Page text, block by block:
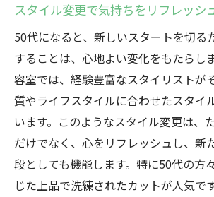
スタイル変更で気持ちをリフレッシ
50代になると、新しいスタートを切る
することは、心地よい変化をもたらし
容室では、経験豊富なスタイリストが
質やライフスタイルに合わせたスタイ
います。このようなスタイル変更は、
だけでなく、心をリフレッシュし、新
段としても機能します。特に50代の方
じた上品で洗練されたカットが人気で